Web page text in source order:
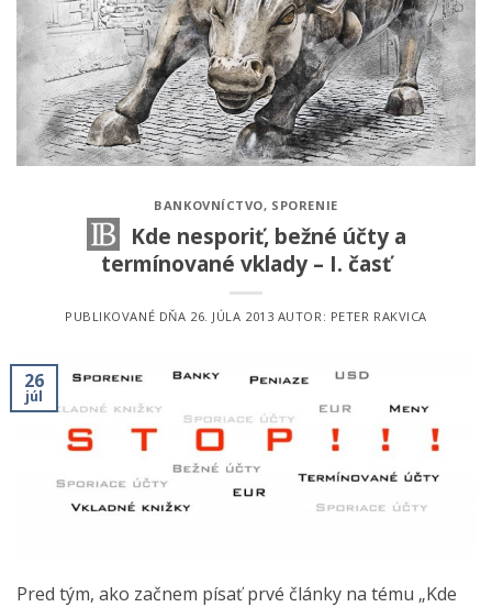
BANKOVNÍCTVO, SPORENIE
Kde nesporiť, bežné účty a
termínované vklady – I. časť
PUBLIKOVANÉ DŇA 26. JÚLA 2013 AUTOR: PETER RAKVICA
26
júl
Pred tým, ako začnem písať prvé články na tému „Kde